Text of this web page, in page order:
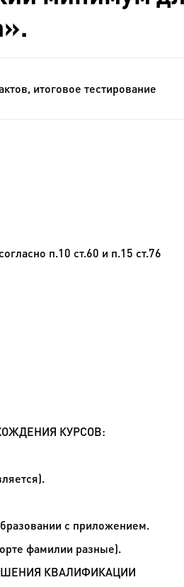
.
итоговое тестирование
п.10 ст.60 и п.15
КУРСОВ:
с приложением.
фамилии разные).
КВАЛИФИКАЦИИ